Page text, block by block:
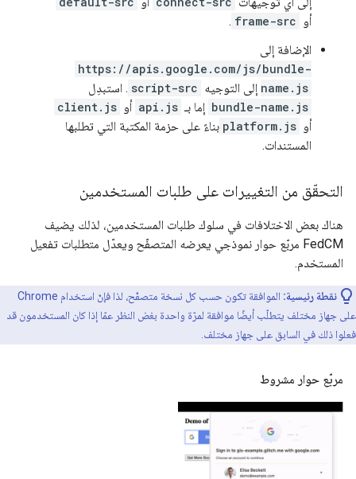
أو frame-src
.
الإضافة إلى
https://apis.google.com/js/bundle-
name.js إلى التوجيه script-src . استبدِل
bundle-name.js إما بـ api.js أو client.js
أو platform.js بناءً على حزمة المكتبة التي تطلبها
المستندات.
التحقّق من التغييرات على طلبات المستخدمين
هناك بعض الاختلافات في سلوك طلبات المستخدمين، لذلك يضيف
FedCM مربّع حوار نموذجي يعرضه المتصفّح ويعدّل متطلبات تفعيل
المستخدم.
نقطة رئيسية:
الموافقة تكون حسب كل نسخة متصفّح، لذا فإنّ استخدام Chrome
على جهاز مختلف يتطلّب أيضًا موافقة لمرّة واحدة بغض النظر عمّا إذا كان المستخدمون قد
فعلوا ذلك في السابق على جهاز مختلف.
مربّع حوار مشروط